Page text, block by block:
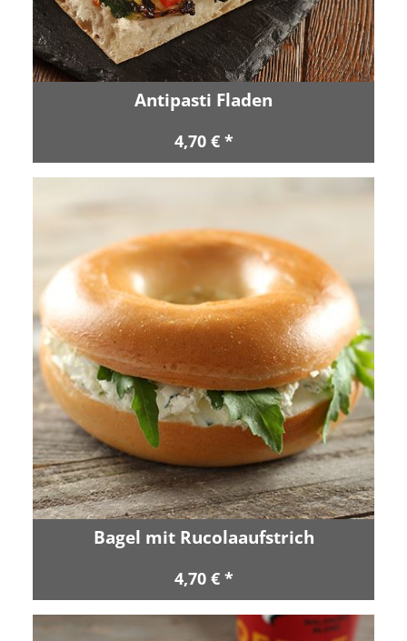
Antipasti Fladen
4,70 € *
Bagel mit Rucolaaufstrich
4,70 € *